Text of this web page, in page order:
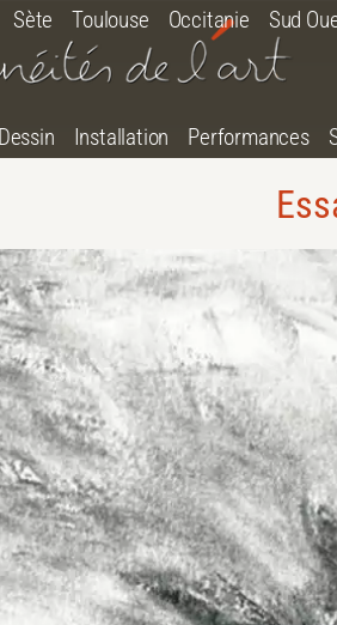
Sète Toulouse Occitanie Sud
Dessin Installation Performances